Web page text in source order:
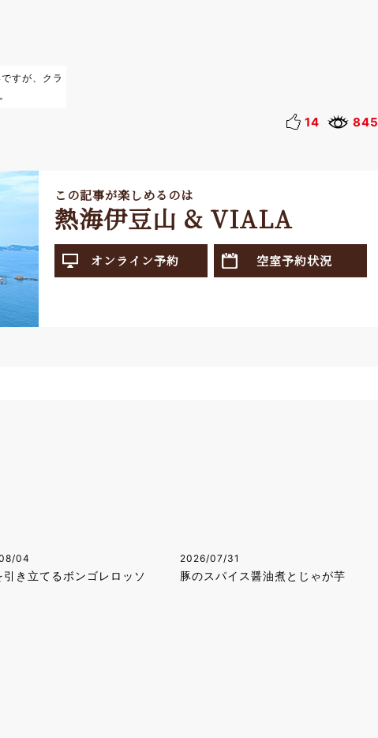
すが、クラ
14 845
この記事が楽しめるのは
熱海伊豆山 & VIALA
オンライン予約 空室予約状況
04
引き立てるボンゴレロッソ
2026/07/31
豚のスパイス醤油煮とじゃが芋